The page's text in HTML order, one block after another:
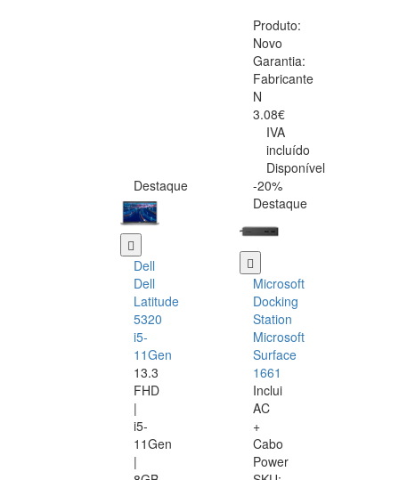
Produto:
Novo
Garantia:
Fabricante
N
3.08€
IVA
incluído
Disponível
Destaque
Dell
Dell
Latitude
5320
i5-
11Gen
13.3
FHD
|
i5-
11Gen
|
-20%
Destaque
Microsoft
Docking
Station
Microsoft
Surface
1661
Inclui
AC
+
Cabo
Power